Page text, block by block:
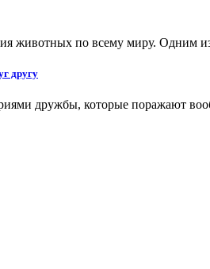
животных по всему миру. Одним
другу
дружбы, которые поражают